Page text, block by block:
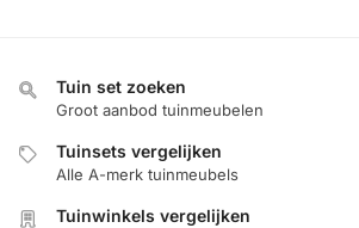
Tuin set zoeken
Groot aanbod tuinmeubelen
Tuinsets vergelijken
Alle A-merk tuinmeubels
Tuinwinkels vergelijken